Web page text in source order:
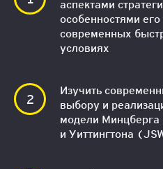
аспектами
особенностями
современных
условиях
Изучить
выбору и
модели
и Уиттингтона